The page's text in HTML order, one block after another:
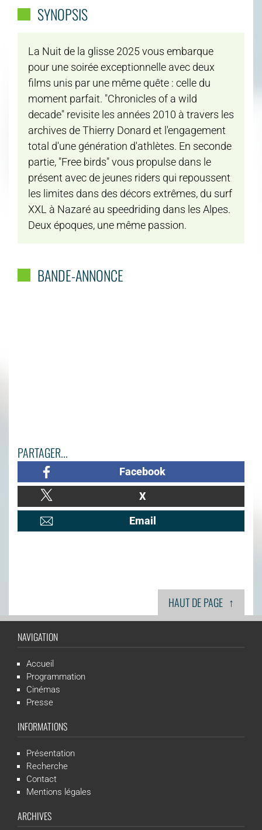
SYNOPSIS
La Nuit de la glisse 2025 vous embarque
pour une soirée exceptionnelle avec deux
films unis par une même quête : celle du
moment parfait. "Chronicles of a wild
decade" revisite les années 2010 à travers les
archives de Thierry Donard et l'engagement
total d'une génération d'athlètes. En seconde
partie, "Free birds" vous propulse dans le
présent avec de jeunes riders qui repoussent
les limites dans des décors extrêmes, du surf
XXL à Nazaré au speedriding dans les Alpes.
Deux époques, une même passion.
BANDE-ANNONCE
PARTAGER...
Facebook
X
Email
HAUT DE PAGE ↑
NAVIGATION
Accueil
Programmation
Cinémas
Presse
INFORMATIONS
Présentation
Recherche
Contact
Mentions légales
ARCHIVES